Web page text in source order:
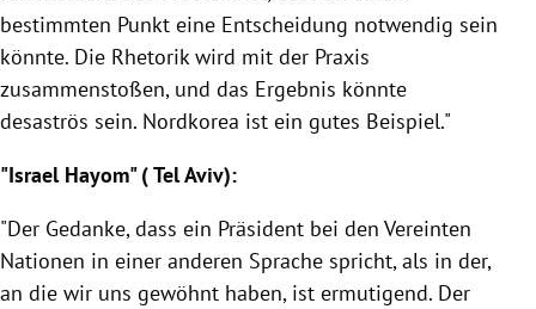
bestimmten Punkt eine Entscheidung notwendig sein
könnte. Die Rhetorikwird mit der Praxis
zusammenstoßen, und das Ergebnis könnte
desaströs sein. Nordkorea ist ein gutes Beispiel."
"Israel Hayom" (Tel Aviv):
"Der Gedanke, dass ein Präsident bei den Vereinten
Nationen in einer anderen Sprache spricht, als in der,
an die wir uns gewöhnt haben, ist ermutigend. Der